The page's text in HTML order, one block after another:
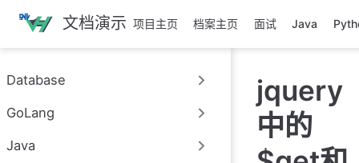
跳
主
內
文档演示 项目主页 档案主页 面试 Java
Database
GoLang
Java
jquery
中的